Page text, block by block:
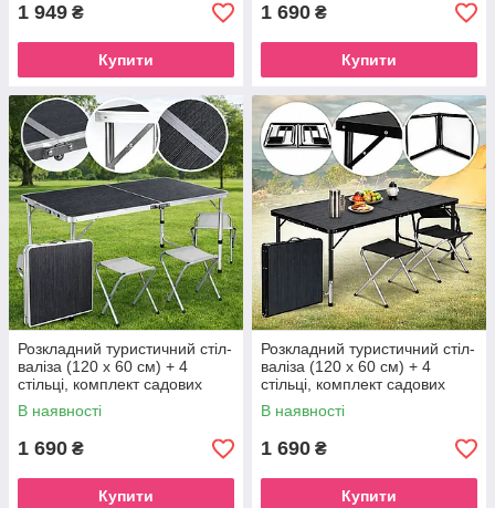
1 949 ₴
Купити
1 690 ₴
Купити
Розкладний туристичний стіл-
валіза (120 х 60 см) + 4
стільці, комплект садових
меблів, Сірий
В наявності
1 690 ₴
Купити
Розкладний туристичний стіл-
валіза (120 х 60 см) + 4
стільці, комплект садових
меблів, Чорний
В наявності
1 690 ₴
Купити